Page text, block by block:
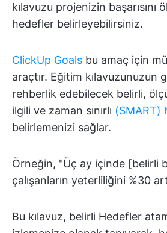
kılavuzu projenizin başarısını
hedefler belirleyebilirsiniz.
ClickUp Goals bu amaç için
araçtır. Eğitim kılavuzunuzun
rehberlik edebilecek belirli,
ilgili ve zaman sınırlı (SMART)
belirlemenizi sağlar.
Örneğin, "Üç ay içinde [belirli
çalışanların yeterliliğini %30
Bu kılavuz, belirli Hedefler